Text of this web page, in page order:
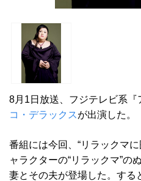
8月1日放送、フジテレビ系『
コ・デラックスが出演した。
番組には今回、“リラックマ
ャラクターの“リラックマ”の
妻とその夫が登場した。する